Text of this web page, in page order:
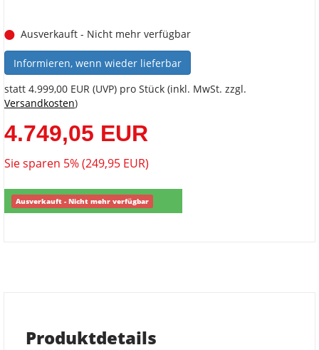
Ausverkauft - Nicht mehr verfügbar
Informieren, wenn wieder lieferbar
statt 4.999,00 EUR (UVP) pro Stück (inkl. MwSt. zzgl.
Versandkosten)
4.749,05 EUR
Sie sparen 5% (249,95 EUR)
Ausverkauft - Nicht mehr verfügbar
Produktdetails